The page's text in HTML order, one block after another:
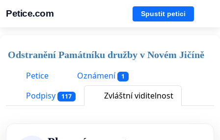
Petice.com Spustit petici
Odstranění Památníku družby v Novém Jičíně
Petice
Oznámení 1
Podpisy 117 Zvláštní viditelnost